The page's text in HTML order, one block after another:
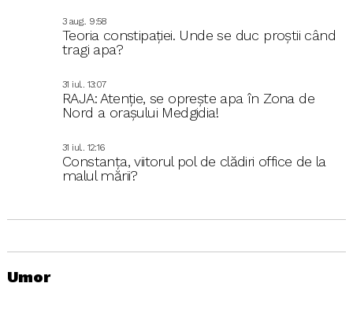
3 aug.. 9:58
Teoria constipației. Unde se duc proștii când
tragi apa?
31 iul.. 13:07
RAJA: Atenție, se oprește apa în Zona de
Nord a orașului Medgidia!
31 iul.. 12:16
Constanța, viitorul pol de clădiri office de la
malul mării?
Umor